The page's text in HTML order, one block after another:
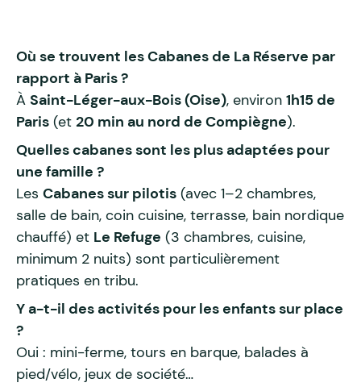
Où se trouvent les Cabanes de La Réserve par
rapport à Paris ?
À Saint-Léger-aux-Bois (Oise), environ 1h15 de
Paris (et 20 min au nord de Compiègne).
Quelles cabanes sont les plus adaptées pour
une famille ?
Les Cabanes sur pilotis (avec 1–2 chambres,
salle de bain, coin cuisine, terrasse, bain nordique
chauffé) et Le Refuge (3 chambres, cuisine,
minimum 2 nuits) sont particulièrement
pratiques en tribu.
Y a-t-il des activités pour les enfants sur place
?
Oui : mini-ferme, tours en barque, balades à
pied/vélo, jeux de société…